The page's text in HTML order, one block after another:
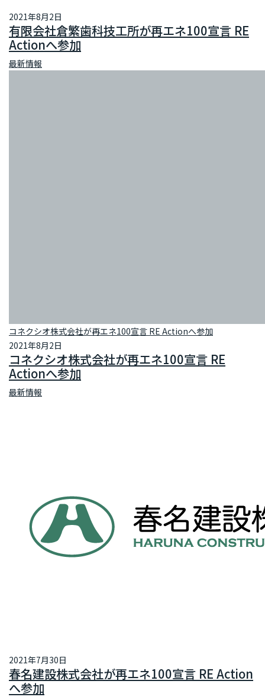
2021年8月2日
有限会社倉繁歯科技工所が再エネ100宣言 RE
Actionへ参加
最新情報
コネクシオ株式会社が再エネ100宣言 RE Actionへ参加
2021年8月2日
コネクシオ株式会社が再エネ100宣言 RE
Actionへ参加
最新情報
2021年7月30日
春名建設株式会社が再エネ100宣言 RE Action
へ参加